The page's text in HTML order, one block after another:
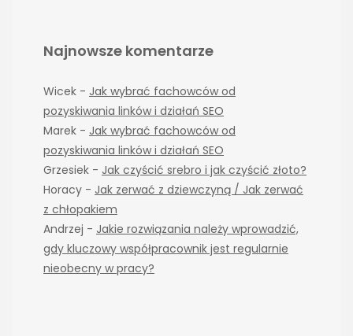
Najnowsze komentarze
Wicek - Jak wybrać fachowców od
pozyskiwania linków i działań SEO
Marek - Jak wybrać fachowców od
pozyskiwania linków i działań SEO
Grzesiek - Jak czyścić srebro i jak czyścić złoto?
Horacy - Jak zerwać z dziewczyną / Jak zerwać
z chłopakiem
Andrzej - Jakie rozwiązania należy wprowadzić,
gdy kluczowy współpracownik jest regularnie
nieobecny w pracy?